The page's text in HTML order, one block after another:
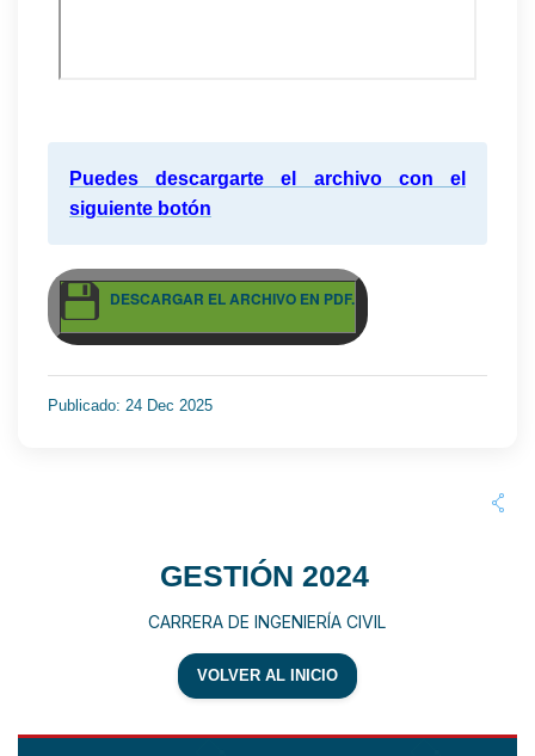
Puedes descargarte el archivo con el
siguiente botón
DESCARGAR EL ARCHIVO EN PDF.
Publicado: 24 Dec 2025
GESTIÓN 2024
CARRERA DE INGENIERÍA CIVIL
VOLVER AL INICIO